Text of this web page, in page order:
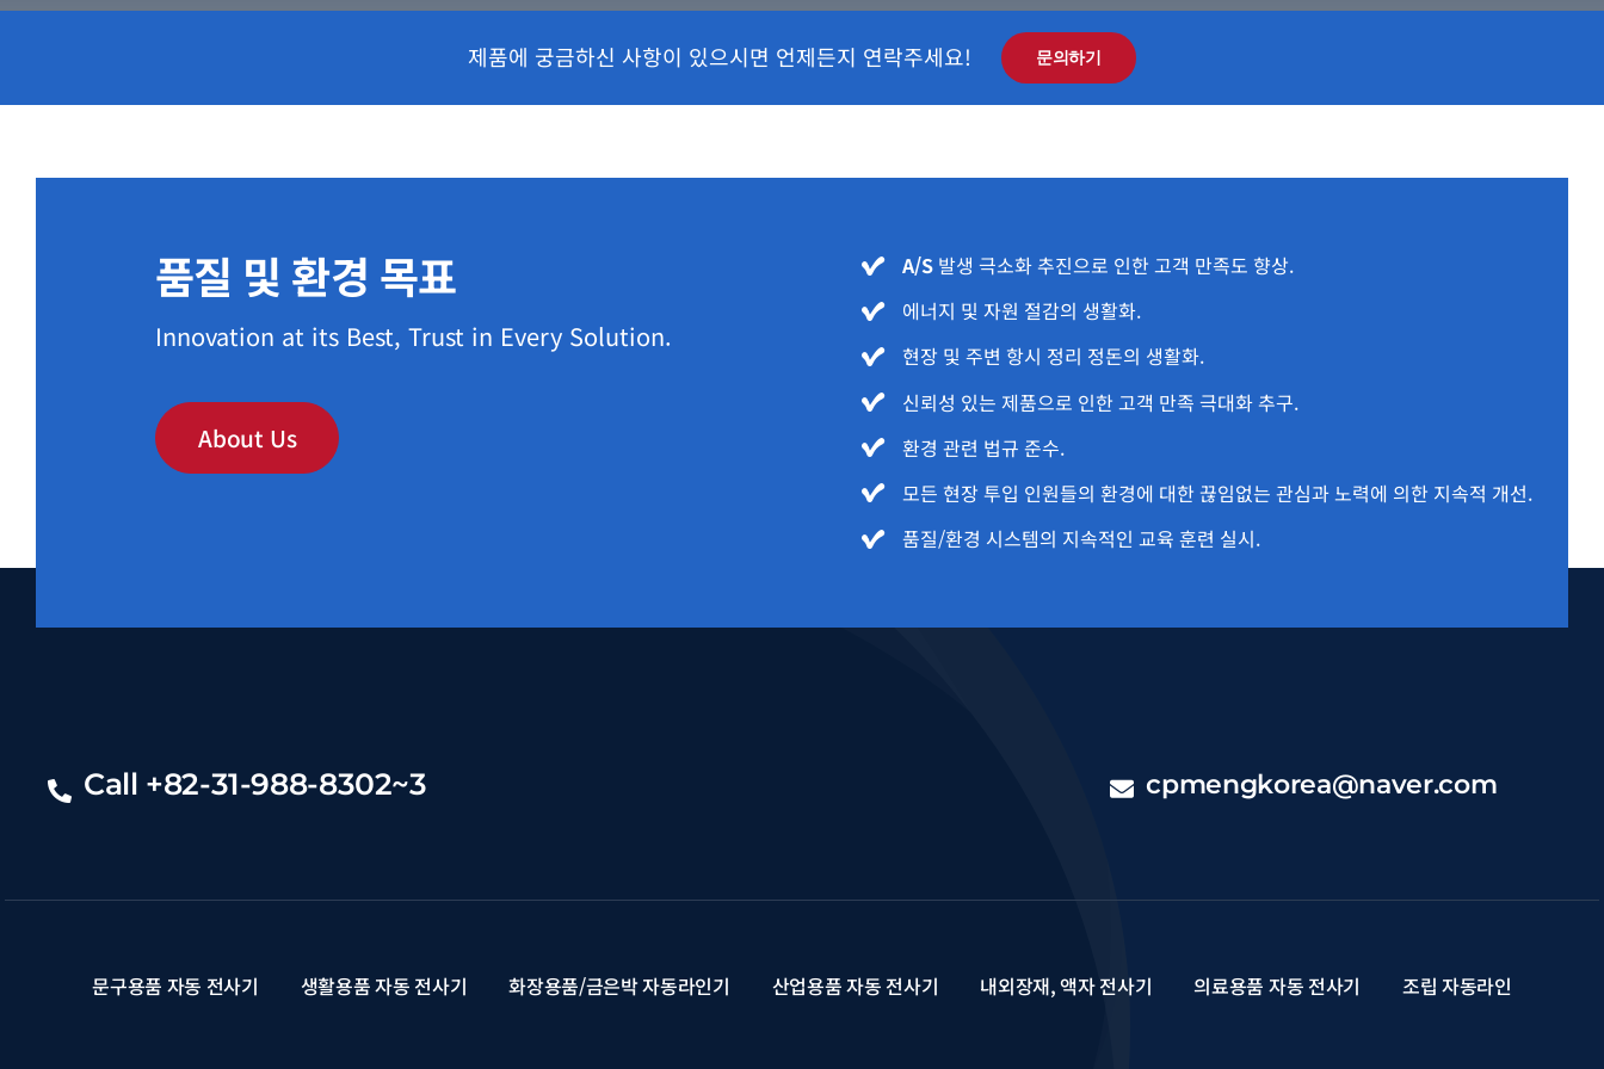
제품에 궁금하신 사항이 있으시면 언제든지 연락주세요! 문의하기
품질 및 환경 목표
Innovation at its Best, Trust in Every Solution.
About Us
A/S 발생 극소화 추진으로 인한 고객 만족도 향상.
에너지 및 자원 절감의 생활화.
현장 및 주변 항시 정리 정돈의 생활화.
신뢰성 있는 제품으로 인한 고객 만족 극대화 추구.
환경 관련 법규 준수.
모든 현장 투입 인원들의 환경에 대한 끊임없는 관심과 노력에 의한 지속적 개선.
품질/환경 시스템의 지속적인 교육 훈련 실시.
Call +82-31-988-8302~3 cpmengkorea@naver.com
문구용품 자동 전사기 생활용품 자동 전사기 화장용품/금은박 자동라인기 산업용품 자동 전사기 내외장재, 액자 전사기 의료용품 자동 전사기 조립 자동라인